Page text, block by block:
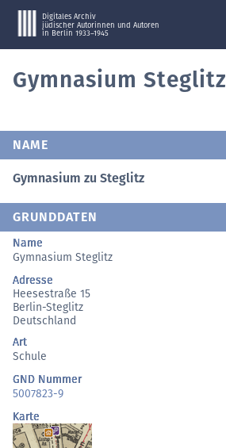
Digitales Archiv
jüdischer Autorinnen und Autoren
in Berlin 1933–1945
Gymnasium Steglitz
NAME
Gymnasium zu Steglitz
GRUNDDATEN
Name
Gymnasium Steglitz
Adresse
Heesestraße 15
Berlin-Steglitz
Deutschland
Art
Schule
GND Nummer
5007823-9
Karte